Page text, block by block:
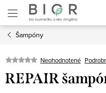
obsah
Šampóny
Neohodnotené
REPAIR